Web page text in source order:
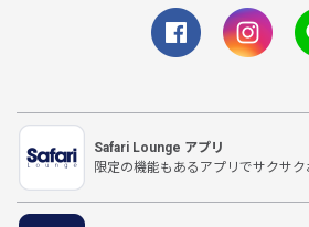
Safari Lounge アプリ
限定の機能もあるアプリでサクサ